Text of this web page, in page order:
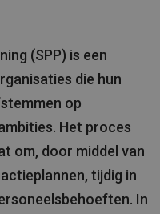
(SPP) is een
die hun
op
Het proces
om, door middel van
tijdig in
In